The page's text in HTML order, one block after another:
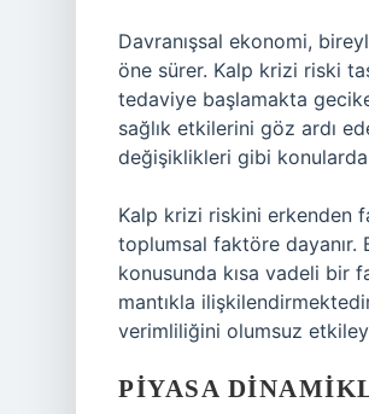
Davranışsal ekonomi,
öne sürer. Kalp krizi riski
tedaviye başlamakta
sağlık etkilerini göz ardı
değişiklikleri gibi
Kalp krizi riskini erkenden
toplumsal faktöre dayanır.
konusunda kısa vadeli bir
mantıkla
verimliliğini olumsuz
PIYASA